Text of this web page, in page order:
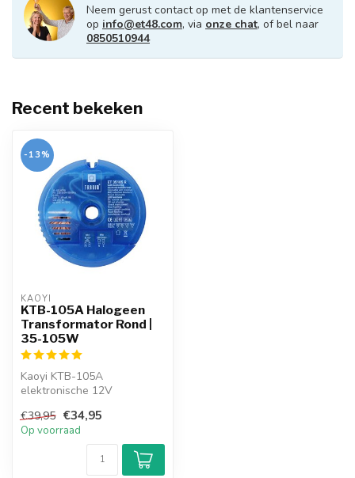
Neem gerust contact op met de klantenservice
op info@et48.com, via onze chat, of bel naar
0850510944
Recent bekeken
-13%
KAOYI
KTB-105A Halogeen
Transformator Rond |
35-105W
Kaoyi KTB-105A
elektronische 12V
35W tot 105W. Bijzond...
€39,95 €34,95
Op voorraad